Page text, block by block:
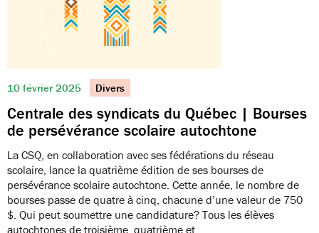
10 février 2025 Divers
Centrale des syndicats du Québec | Bourses
de persévérance scolaire autochtone
La CSQ, en collaboration avec ses fédérations du réseau
scolaire, lance la quatrième édition de ses bourses de
persévérance scolaire autochtone. Cette année, le nombre de
bourses passe de quatre à cinq, chacune d’une valeur de 750
$. Qui peut soumettre une candidature? Tous les élèves
autochtones de troisième, quatrième et…